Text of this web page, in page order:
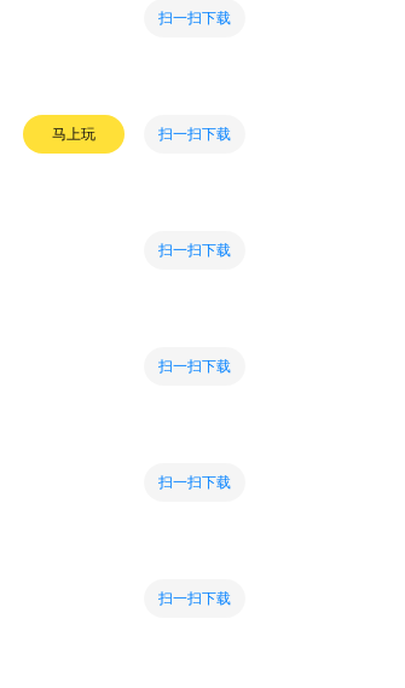
扫一扫下载
马上玩 扫一扫下载
扫一扫下载
扫一扫下载
扫一扫下载
扫一扫下载